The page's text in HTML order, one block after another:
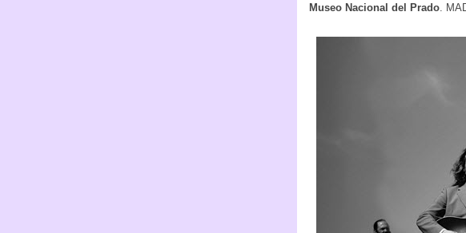
Museo Nacional del Prado .